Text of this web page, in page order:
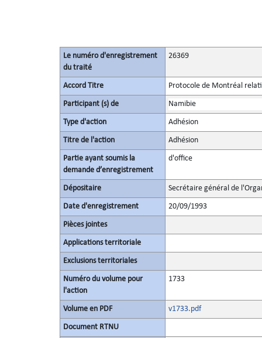
Le numéro d'enregistrement
du traité
26369
Accord Titre Protocole de Montréal
Participant (s) de Namibie
Type d'action Adhésion
Titre de l'action Adhésion
Partie ayant soumis la
demande d’enregistrement
d'office
Dépositaire Secrétaire général de
Date d'enregistrement 20/09/1993
Pièces jointes
Applications territoriale
Exclusions territoriales
Numéro du volume pour
l'action
1733
Volume en PDF v1733.pdf
Document RTNU